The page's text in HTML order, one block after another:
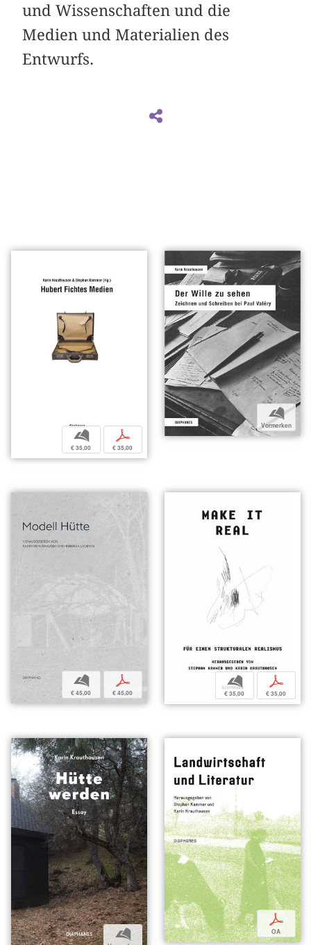
und Wissenschaften und die
Medien und Materialien des
Entwurfs.
b
€ 35,00
p
€ 35,00
b
Vormerken
b
€ 45,00
p
€ 45,00
b
€ 35,00
p
€ 35,00
b
p
OA